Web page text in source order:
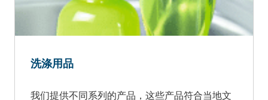
洗涤用品
我们提供不同系列的产品，这些产品符合当地文